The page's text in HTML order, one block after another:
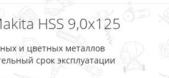
HSS 9,0x125
и цветных металлов
срок эксплуатации